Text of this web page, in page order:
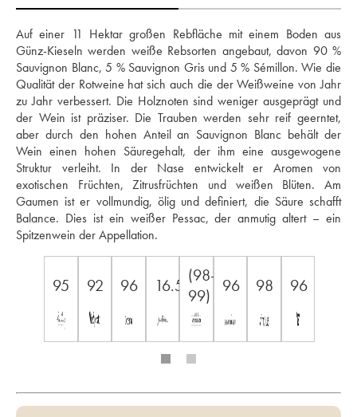
Auf einer 11 Hektar großen Rebfläche mit einem Boden aus
Günz-Kieseln werden weiße Rebsorten angebaut, davon 90 %
Sauvignon Blanc, 5 % Sauvignon Gris und 5 % Sémillon. Wie die
Qualität der Rotweine hat sich auch die der Weißweine von Jahr
zu Jahr verbessert. Die Holznoten sind weniger ausgeprägt und
der Wein ist präziser. Die Trauben werden sehr reif geerntet,
aber durch den hohen Anteil an Sauvignon Blanc behält der
Wein einen hohen Säuregehalt, der ihm eine ausgewogene
Struktur verleiht. In der Nase entwickelt er Aromen von
exotischen Früchten, Zitrusfrüchten und weißen Blüten. Am
Gaumen ist er vollmundig, ölig und definiert, die Säure schafft
Balance. Dies ist ein weißer Pessac, der anmutig altert – ein
Spitzenwein der Appellation.
95 92 96 16.5 (98-
99)
96 98 96